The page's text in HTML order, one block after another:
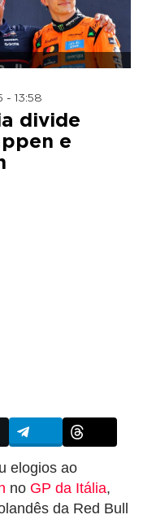
13:58
divide
e
elogios ao
no GP da Itália,
da Red Bull